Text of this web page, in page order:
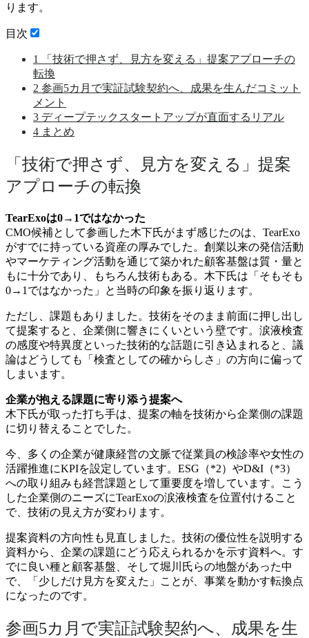
ります。
目次
1
「技術で押さず、見方を変える」提案アプローチの
転換
2 参画5カ月で実証試験契約へ、成果を生んだコミット
メント
3 ディープテックスタートアップが直面するリアル
4 まとめ
「技術で押さず、見方を変える」提案
アプローチの転換
TearExoは0→1ではなかった
CMO候補として参画した木下氏がまず感じたのは、TearExo
がすでに持っている資産の厚みでした。創業以来の発信活動
やマーケティング活動を通じて築かれた顧客基盤は質・量と
もに十分であり、もちろん技術もある。木下氏は「そもそも
0→1ではなかった」と当時の印象を振り返ります。
ただし、課題もありました。技術をそのまま前面に押し出し
て提案すると、企業側に響きにくいという壁です。涙液検査
の感度や特異度といった技術的な話題に引き込まれると、議
論はどうしても「検査としての確からしさ」の方向に偏って
しまいます。
企業が抱える課題に寄り添う提案へ
木下氏が取った打ち手は、提案の軸を技術から企業側の課題
に切り替えることでした。
今、多くの企業が健康経営の文脈で従業員の検診率や女性の
活躍推進にKPIを設定しています。ESG（*2）やD&I（*3）
への取り組みも経営課題として重要度を増しています。こう
した企業側のニーズにTearExoの涙液検査を位置付けること
で、技術の見え方が変わります。
提案資料の方向性も見直しました。技術の優位性を説明する
資料から、企業の課題にどう応えられるかを示す資料へ。す
でに良い種と顧客基盤、そして堀川氏らの地盤があった中
で、「少しだけ見方を変えた」ことが、事業を動かす転換点
になったのです。
参画5カ月で実証試験契約へ、成果を生